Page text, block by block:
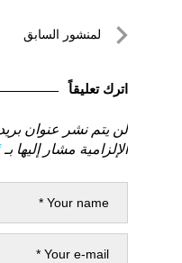
تصفّحلمنشور السابق
السابق
اترك تعليقاً
لن يتم نشر عنوان
الإلزامية مشار إليها بـ